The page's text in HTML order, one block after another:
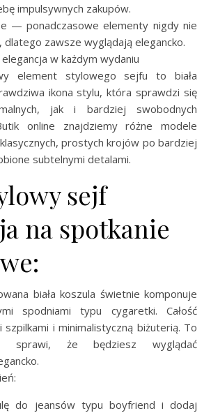
impulsywnych zakupów.
— ponadczasowe elementy nigdy nie
dlatego zawsze wyglądają elegancko.
w każdym wydaniu
element stylowego sejfu to biała
ikona stylu, która sprawdzi się
jak i bardziej swobodnych
online znajdziemy różne modele
prostych krojów po bardziej
subtelnymi detalami.
sejf
na spotkanie
biała koszula świetnie komponuje
spodniami typu cygaretki. Całość
szpilkami i minimalistyczną biżuterią. To
sprawi, że będziesz wyglądać
do jeansów typu boyfriend i dodaj